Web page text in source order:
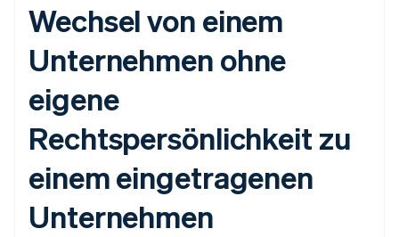
Wechsel von einem
Unternehmen ohne
eigene
Rechtspersönlichkeit zu
einem eingetragenen
Unternehmen